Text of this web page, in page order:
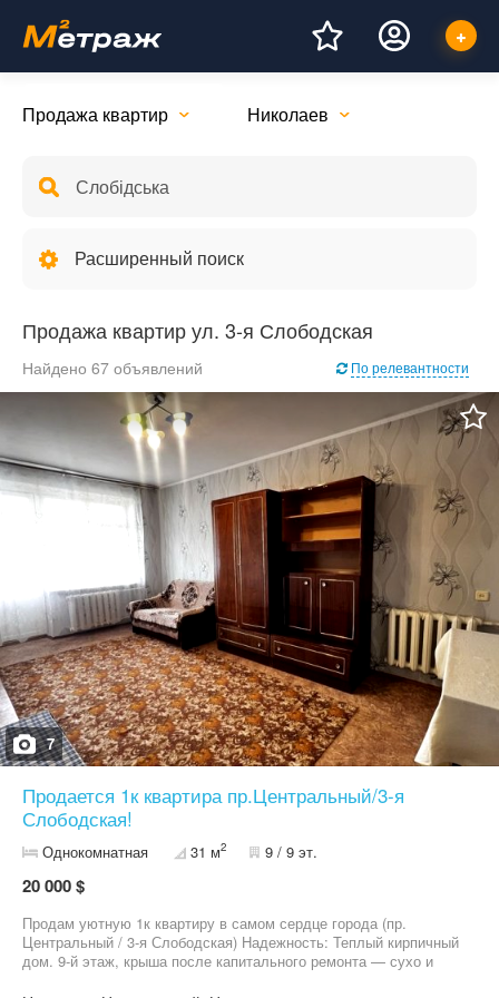
Продажа квартир Николаев
Расширенный поиск
Продажа квартир ул. 3-я Слободская
Найдено 67 объявлений По релевантности
7
Продается 1к квартира пр.Центральный/3-я
Слободская!
Однокомнатная 31 м2 9 / 9 эт.
20 000 $
Продам уютную 1к квартиру в самом сердце города (пр.
Центральный / 3-я Слободская) Надежность: Теплый кирпичный
дом. 9-й этаж, крыша после капитального ремонта — сухо и